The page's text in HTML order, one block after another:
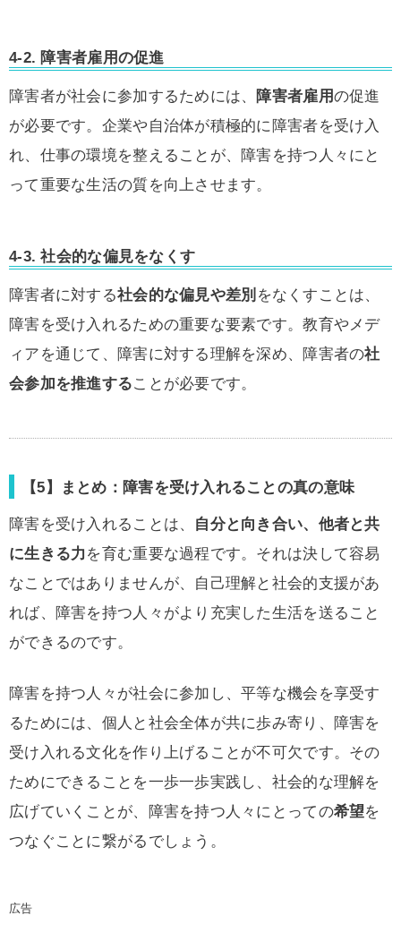
4-2. 障害者雇用の促進
障害者が社会に参加するためには、 障害者雇用の促進
が必要です。企業や自治体が積極的に障害者を受け入
れ、仕事の環境を整えることが、障害を持つ人々にと
って重要な生活の質を向上させます。
4-3. 社会的な偏見をなくす
障害者に対する社会的な偏見や差別 をなくすことは、
障害を受け入れるための重要な要素です。教育やメデ
ィアを通じて、障害に対する理解を深め、障害者の社
会参加を推進することが必要です。
【5】まとめ：障害を受け入れることの真の意味
障害を受け入れることは、 自分と向き合い、他者と共
に生きる力 を育む重要な過程です。それは決して容易
なことではありませんが、自己理解と社会的支援があ
れば、障害を持つ人々がより充実した生活を送ること
ができるのです。
障害を持つ人々が社会に参加し、平等な機会を享受す
るためには、個人と社会全体が共に歩み寄り、障害を
受け入れる文化を作り上げることが不可欠です。その
ためにできることを一歩一歩実践し、社会的な理解を
広げていくことが、障害を持つ人々にとっての希望を
つなぐことに繋がるでしょう。
広告